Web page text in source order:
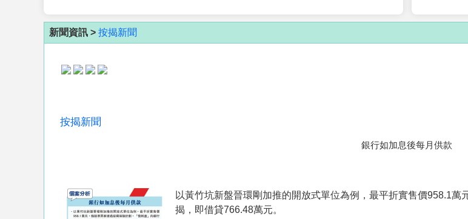
新聞資訊 > 按揭新聞
按揭新聞
銀行如加息後每月供款
以黃竹坑新盤晉環剛加推的開放式單位為例，最平折實售價958.1
揭，即借貸766.48萬元。